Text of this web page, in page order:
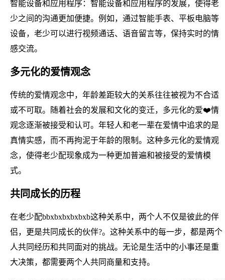
智能设备和应用程序：智能设备和应用程序的发展，使得老
少之间的沟通更加便捷。例如，通过智能手表、平板电脑等
设备，老少可以进行视频通话、语音留言等，保持实时的情
感交流。
多元化的爱情观念
传统的爱情观念中，年龄差距较大的关系往往被视为不合适
或不可取。随着社会的发展和文化的变迁，多元化的爱❤️情
观念逐渐被接受和认可。年轻人和老一辈在爱情中追求的是
真情实感，而不再拘泥于年龄的限制。这种多元化的爱情观
念，使得老少配现象成为一种更加普遍和被接受的爱情模
式。
共同成长的历程
在老少配bbxbxbxbxbxb这种关系中，两个人不仅是彼此的伴
侣，更是共同成长的伙伴?。这种关系中的每一步，都是两个
人共同经历和共同面对的挑战。无论是生活中的小事还是重
大决策，都需要两个人共同商量和支持。